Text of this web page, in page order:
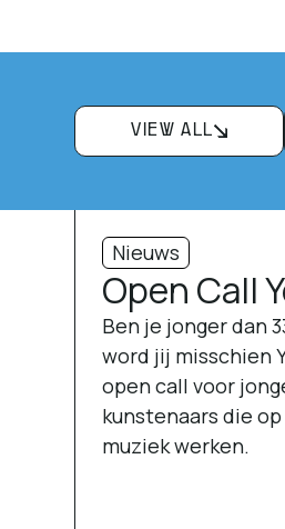
VIEW ALL
Nieuws
Open Call
Ben je jonger dan
word jij misschien
open call voor
kunstenaars die
muziek werken.